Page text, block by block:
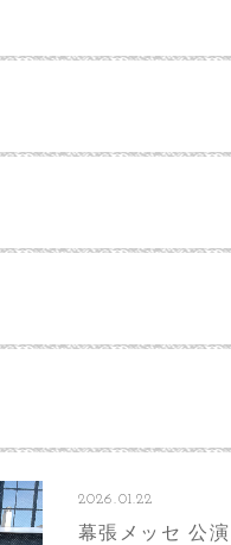
2026.01.22
幕張メッセ 公